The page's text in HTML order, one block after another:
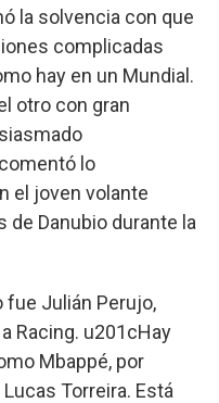
la solvencia con que
complicadas
hay en un Mundial.
otro con gran
lo
el joven volante
Danubio durante la
fue Julián Perujo,
Racing. u201cHay
Mbappé, por
Torreira. Está